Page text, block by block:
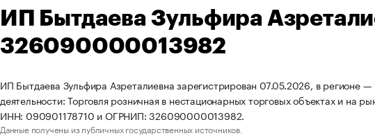
ИП Бытдаева Зульфира
326090000013982
ИП Бытдаева Зульфира Азреталиевна зарегистрирован 07.05.2026, в регионе
деятельности: Торговля розничная в нестационарных торговых объектах и на
ИНН: 090901178710 и ОГРНИП: 326090000013982.
Данные получены из публичных государственных источников.